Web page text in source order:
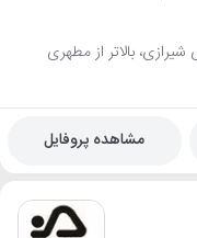
شیرازی، بالاتر از مطهری
مشاهده پروفایل